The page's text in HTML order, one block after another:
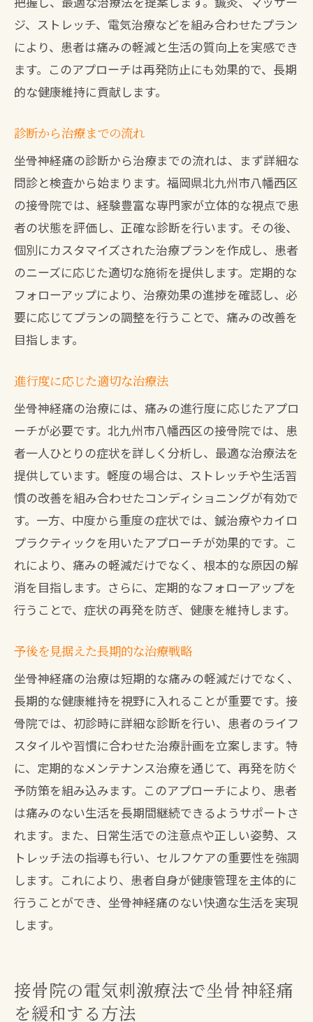
ジ、ストレッチ、電気治療などを組み合わせたプラン
により、患者は痛みの軽減と生活の質向上を実感でき
ます。このアプローチは再発防止にも効果的で、長期
的な健康維持に貢献します。
診断から治療までの流れ
坐骨神経痛の診断から治療までの流れは、まず詳細な
問診と検査から始まります。福岡県北九州市八幡西区
の接骨院では、経験豊富な専門家が立体的な視点で患
者の状態を評価し、正確な診断を行います。その後、
個別にカスタマイズされた治療プランを作成し、患者
のニーズに応じた適切な施術を提供します。定期的な
フォローアップにより、治療効果の進捗を確認し、必
要に応じてプランの調整を行うことで、痛みの改善を
目指します。
進行度に応じた適切な治療法
坐骨神経痛の治療には、痛みの進行度に応じたアプロ
ーチが必要です。北九州市八幡西区の接骨院では、患
者一人ひとりの症状を詳しく分析し、最適な治療法を
提供しています。軽度の場合は、ストレッチや生活習
慣の改善を組み合わせたコンディショニングが有効で
す。一方、中度から重度の症状では、鍼治療やカイロ
プラクティックを用いたアプローチが効果的です。こ
れにより、痛みの軽減だけでなく、根本的な原因の解
消を目指します。さらに、定期的なフォローアップを
行うことで、症状の再発を防ぎ、健康を維持します。
予後を見据えた長期的な治療戦略
坐骨神経痛の治療は短期的な痛みの軽減だけでなく、
長期的な健康維持を視野に入れることが重要です。接
骨院では、初診時に詳細な診断を行い、患者のライフ
スタイルや習慣に合わせた治療計画を立案します。特
に、定期的なメンテナンス治療を通じて、再発を防ぐ
予防策を組み込みます。このアプローチにより、患者
は痛みのない生活を長期間継続できるようサポートさ
れます。また、日常生活での注意点や正しい姿勢、ス
トレッチ法の指導も行い、セルフケアの重要性を強調
します。これにより、患者自身が健康管理を主体的に
行うことができ、坐骨神経痛のない快適な生活を実現
します。
接骨院の電気刺激療法で坐骨神経痛
を緩和する方法